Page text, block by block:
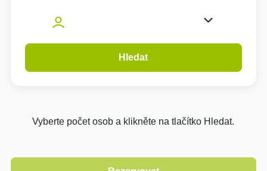
Hledat
Vyberte počet osob a klikněte na tlačítko Hledat.